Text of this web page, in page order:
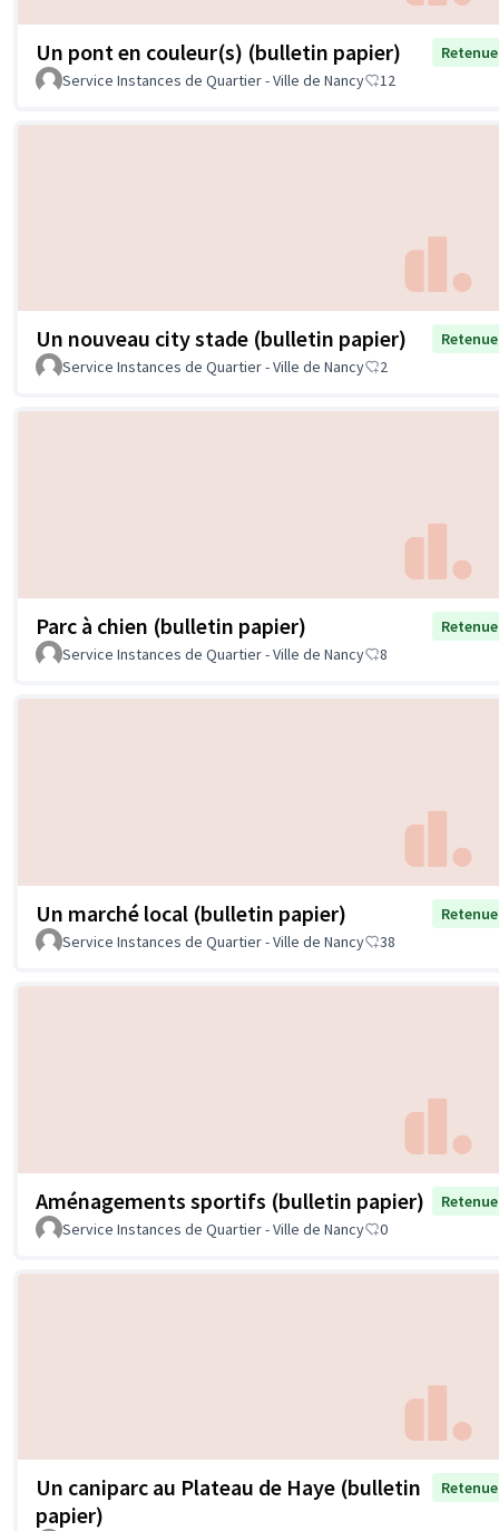
Un pont en couleur(s) (bulletin papier)
Retenue
Service Instances de Quartier - Ville de Nancy
12
Un nouveau city stade (bulletin papier)
Retenue
Service Instances de Quartier - Ville de Nancy
2
Parc à chien (bulletin papier)
Retenue
Service Instances de Quartier - Ville de Nancy
8
Un marché local (bulletin papier)
Retenue
Service Instances de Quartier - Ville de Nancy
38
Aménagements sportifs (bulletin papier)
Retenue
Service Instances de Quartier - Ville de Nancy
0
Un caniparc au Plateau de Haye (bulletin
papier)
Retenue